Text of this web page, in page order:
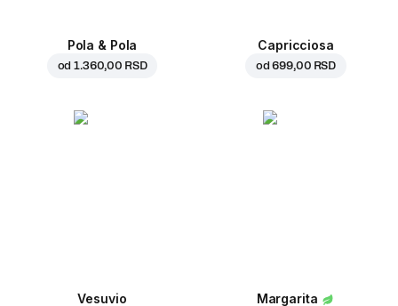
Pola & Pola
od1.360,00 RSD
Capricciosa
od699,00 RSD
Vesuvio Margarita